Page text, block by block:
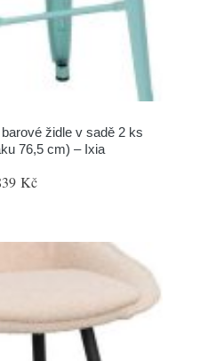
židle v sadě 2 ks
76,5 cm) – Ixia
Kč